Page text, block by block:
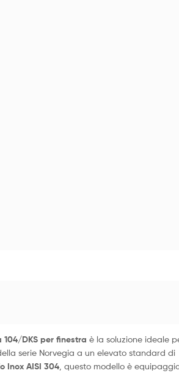
DKS per finestra è la soluzione ideale
serie Norvegia a un elevato standard di
Inox AISI 304, questo modello è